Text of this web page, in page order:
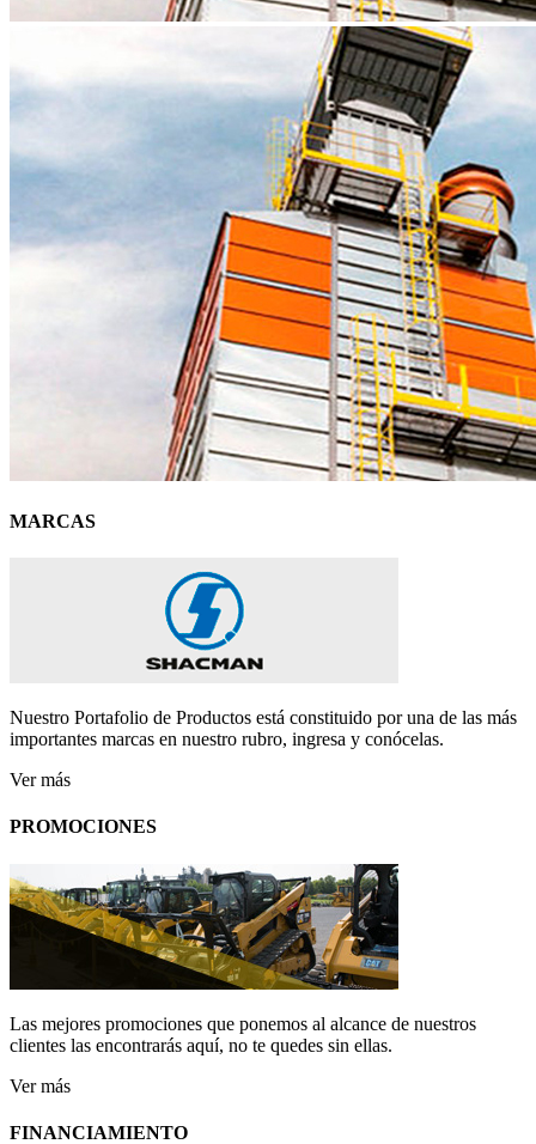
MARCAS
Nuestro Portafolio de Productos está constituido por una de las más
importantes marcas en nuestro rubro, ingresa y conócelas.
Ver más
PROMOCIONES
Las mejores promociones que ponemos al alcance de nuestros
clientes las encontrarás aquí, no te quedes sin ellas.
Ver más
FINANCIAMIENTO